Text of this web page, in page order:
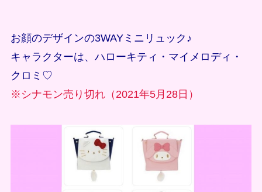
お顔のデザインの3WAYミニリュック♪
キャラクターは、ハローキティ・マイメロディ・
クロミ♡
※シナモン売り切れ（2021年5月28日）